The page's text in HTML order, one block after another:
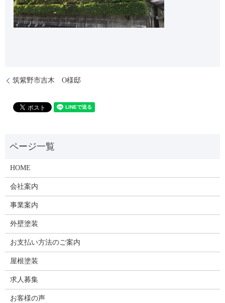
筑紫野市吉木 O様邸
HOME
会社案内
事業案内
外壁塗装
お支払い方法のご案内
屋根塗装
求人募集
お客様の声